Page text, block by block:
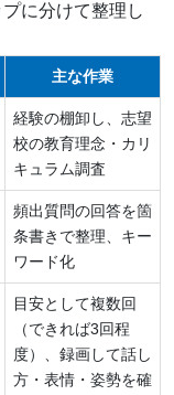
に分けて整理し
主な作業
経験の棚卸し、志望
校の教育理念・カリ
キュラム調査
頻出質問の回答を箇
条書きで整理、キー
ワード化
目安として複数回
（できれば3回程
度）、録画して話し
方・表情・姿勢を確